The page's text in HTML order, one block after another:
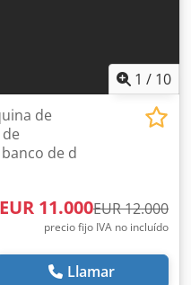
1 / 10
de
de d
EUR 11.000EUR 12.000
precio fijo IVA no incluído
Llamar